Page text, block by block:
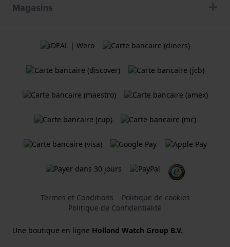
Magasins
Termes et Conditions
Politique de cookies
Politique de Confidentialité
Une boutique en ligne Holland Watch Group B.V.